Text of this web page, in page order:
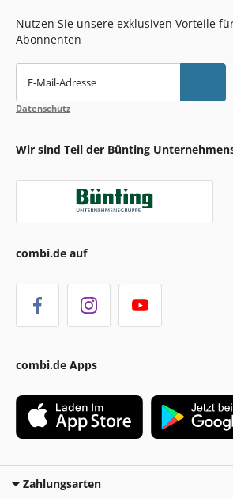
Nutzen Sie unsere exklusiven Vorteile
Abonnenten
E-Mail-Adresse
Datenschutz
Wir sind Teil der Bünting
combi.de auf
combi.de Apps
Zahlungsarten